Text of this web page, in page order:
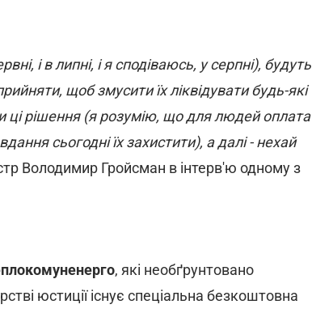
і в липні, і я сподіваюсь, у серпні), будуть
щоб змусити їх ліквідувати будь-які
ці рішення (я розумію, що для людей оплата
сьогодні їх захистити), а далі - нехай
Володимир Гройсман в інтерв'ю одному з
, які необґрунтовано
юстиції існує спеціальна безкоштовна